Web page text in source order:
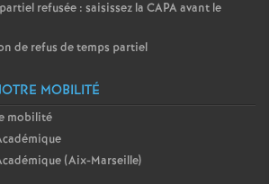
refusée : saisissez la CAPA avant le
de refus de temps partiel
MOBILITÉ
mobilité
(Aix-Marseille)